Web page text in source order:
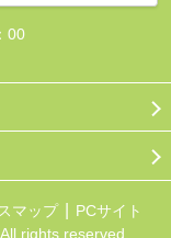
00
マップ
PCサイト
rights reserved.